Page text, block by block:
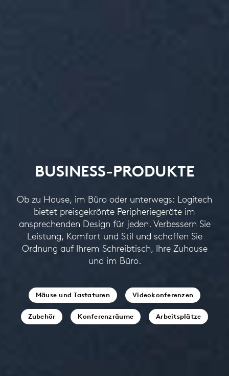
BUSINESS-PRODUKTE
Ob zu Hause, im Büro oder unterwegs: Logitech
bietet preisgekrönte Peripheriegeräte im
ansprechenden Design für jeden. Verbessern Sie
Leistung, Komfort und Stil und schaffen Sie
Ordnung auf Ihrem Schreibtisch, Ihre Zuhause
und im Büro.
Mäuse und Tastaturen Videokonferenzen
Zubehör Konferenzräume Arbeitsplätze